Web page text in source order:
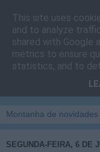
Cais do
Blog sobre um pouco
vila e ao concelho
SEGUNDA-FEIRA, 6 DE
This site uses
and to analyze
shared with Google
metrics to ensure
statistics, and to